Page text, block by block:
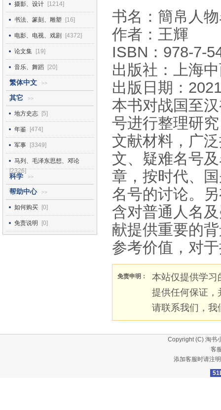
摄影、设计 [1214]
书法、篆刻、雕塑 [16]
电影、电视、戏剧 [4372]
论文集 [19]
音乐、舞蹈 [20]
繁体中文 >>
其它 >>
地方史志 [5]
年鉴 [474]
军事 [3349]
马列、毛泽东思想、邓论
[2326]
科学 >>
帮助中心 >>
如何购买 [0]
免责说明 [0]
书名：簡帛人
作者：王輝
ISBN：978-7-
出版社：上海
出版日期：
本书对战国至
号进行整理研
文献材料，广
文、疑难名号
章，按时代、
名号的讨论。
含对普通人名
献提供重要的
参考价值，对
免责申明：
本站仅提供学习
提供任何保证，
请联系我们，我
Copyright (C) 淘书
客
添加客服时请注